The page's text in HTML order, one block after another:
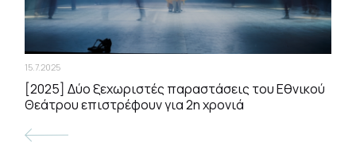
15.7.2025
[2025] Δύο ξεχωριστές παραστάσεις του Εθνικού
Θεάτρου επιστρέφουν για 2η χρονιά